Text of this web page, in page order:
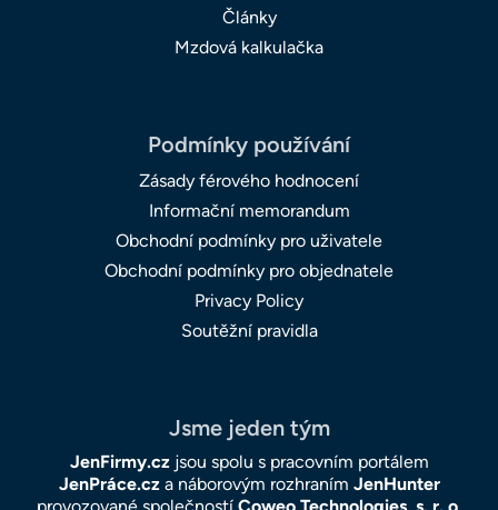
Články
Mzdová kalkulačka
Podmínky používání
Zásady férového hodnocení
Informační memorandum
Obchodní podmínky pro uživatele
Obchodní podmínky pro objednatele
Privacy Policy
Soutěžní pravidla
Jsme jeden tým
JenFirmy.czjsou spolu s pracovním portálem
JenPráce.cza náborovým rozhraním JenHunter